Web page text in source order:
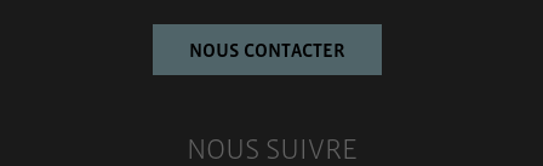
NOUS CONTACTER
NOUS SUIVRE